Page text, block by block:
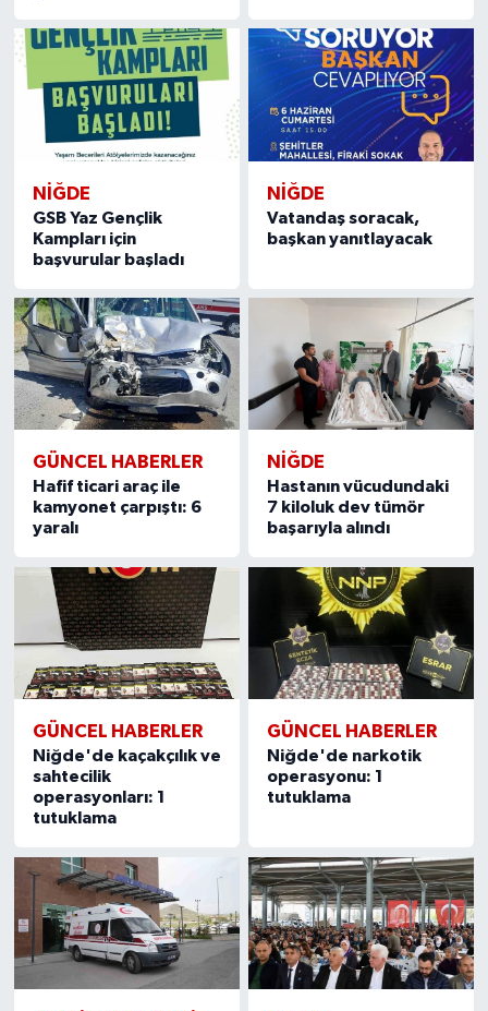
NIĞDE
GSB Yaz Gençlik
Kampları için
başvurular başladı
NIĞDE
Vatandaş soracak,
başkan yanıtlayacak
GÜNCEL HABERLER
Hafif ticari araç ile
kamyonet çarpıştı: 6
yaralı
NIĞDE
Hastanın vücudundaki
7 kiloluk dev tümör
başarıyla alındı
GÜNCEL HABERLER
Niğde'de kaçakçılık ve
sahtecilik
operasyonları: 1
tutuklama
GÜNCEL HABERLER
Niğde'de narkotik
operasyonu: 1
tutuklama